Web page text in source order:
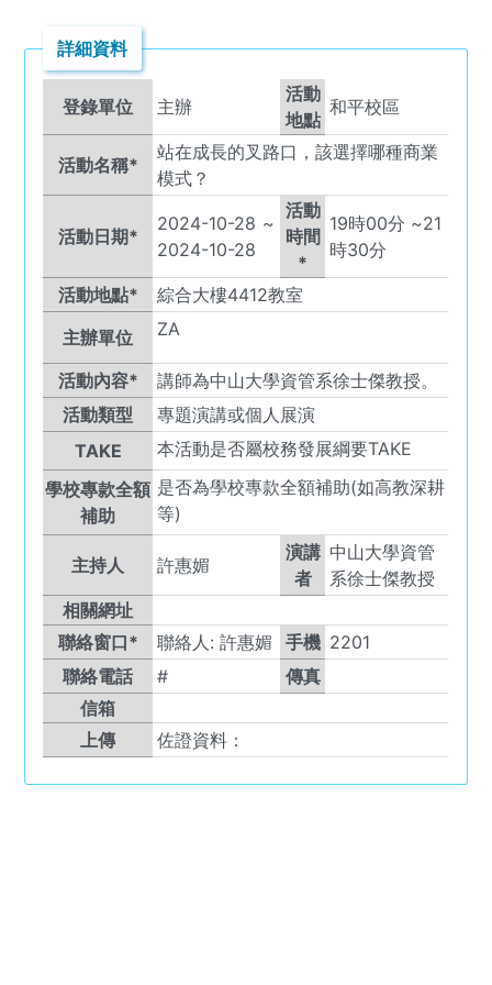
詳細資料
登錄單位 主辦
活動
地點
和平校區
活動名稱*
站在成長的叉路口，該選擇哪種商業
模式？
活動日期*
2024-10-28 ~
2024-10-28
活動
時間
*
19時00 分 ~21
時30分
活動地點*
綜合大樓4412教室
主辦單位
ZA
活動內容*
講師為中山大學資管系徐士傑教授。
活動類型
專題演講或個人展演
TAKE
本活動是否屬校務發展綱要TAKE
學校專款全額
補助
是否為學校專款全額補助(如高教深耕
等)
主持人 許惠媚
演講
者
中山大學資管
系徐士傑教授
相關網址
聯絡窗口*
聯絡人: 許惠媚 手機 2201
聯絡電話
#
傳真
信箱
上傳
佐證資料：